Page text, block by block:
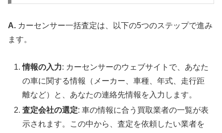
A. カーセンサー一括査定は、以下の5つのステップで進み
ます。
情報の入力: カーセンサーのウェブサイトで、あなた
の車に関する情報（メーカー、車種、年式、走行距
離など）と、あなたの連絡先情報を入力します。
査定会社の選定: 車の情報に合う買取業者の一覧が表
示されます。この中から、査定を依頼したい業者を